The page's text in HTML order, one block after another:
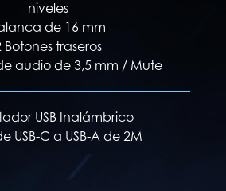
niveles
de 16 mm
Botones traseros
audio de 3,5 mm / Mute
USB Inalámbrico
USB-C a USB-A de 2M